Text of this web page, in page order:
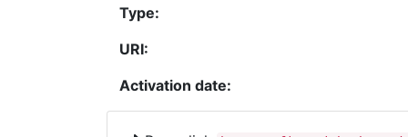
Type:
URI:
Activation date: